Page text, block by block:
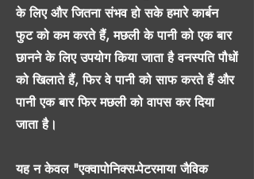
के लिए और जितना संभव हो सके हमारे कार्बन
फुट को कम करते हैं, मछली के पानी को एक बार
छानने के लिए उपयोग किया जाता है वनस्पति पौधों
को खिलाते हैं, फिर वे पानी को साफ करते हैं और
पानी एक बार फिर मछली को वापस कर दिया
जाता है।
यह न केवल "एक्वापोनिक्स-पेटरमाया जैविक